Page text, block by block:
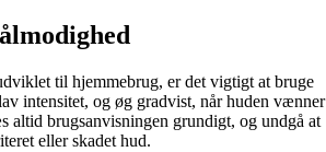
til hjemmebrug, er det vigtigt at bruge
intensitet, og øg gradvist, når huden vænner
altid brugsanvisningen grundigt, og undgå at
eller skadet hud.